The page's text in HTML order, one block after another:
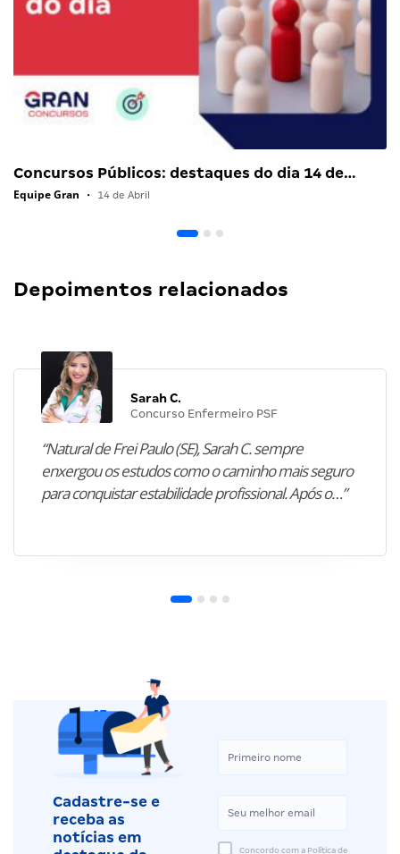
Concursos Públicos: destaques do dia 14 de…
Equipe Gran • 14 de Abril
Depoimentos relacionados
Sarah C.
Concurso Enfermeiro PSF
“Natural de Frei Paulo (SE), Sarah C. sempre
enxergou os estudos como o caminho mais seguro
para conquistar estabilidade profissional. Após o…”
Cadastre-se e
receba as
notícias em
Concordo com a Política de